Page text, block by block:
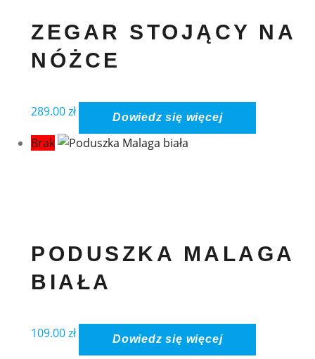
ZEGAR STOJĄCY NA
NÓŻCE
289.00zł Dowiedz się więcej
Brak
PODUSZKA MALAGA
BIAŁA
109.00zł Dowiedz się więcej